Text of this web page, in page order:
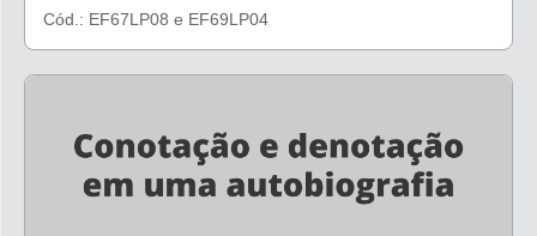
Cód.: EF67LP08 e EF69LP04